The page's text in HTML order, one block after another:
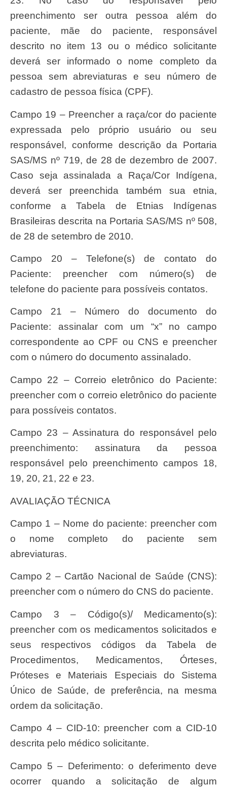
preenchimento ser outra pessoa além do
paciente, mãe do paciente, responsável
descrito no item 13 ou o médico solicitante
deverá ser informado o nome completo da
pessoa sem abreviaturas e seu número de
cadastro de pessoa física (CPF).
Campo 19 – Preencher a raça/cor do paciente
expressada pelo próprio usuário ou seu
responsável, conforme descrição da Portaria
SAS/MS nº 719, de 28 de dezembro de 2007.
Caso seja assinalada a Raça/Cor Indígena,
deverá ser preenchida também sua etnia,
conforme a Tabela de Etnias Indígenas
Brasileiras descrita na Portaria SAS/MS nº 508,
de 28 de setembro de 2010.
Campo 20 – Telefone(s) de contato do
Paciente: preencher com número(s) de
telefone do paciente para possíveis contatos.
Campo 21 – Número do documento do
Paciente: assinalar com um “x” no campo
correspondente ao CPF ou CNS e preencher
com o número do documento assinalado.
Campo 22 – Correio eletrônico do Paciente:
preencher com o correio eletrônico do paciente
para possíveis contatos.
Campo 23 – Assinatura do responsável pelo
preenchimento: assinatura da pessoa
responsável pelo preenchimento campos 18,
19, 20, 21, 22 e 23.
AVALIAÇÃO TÉCNICA
Campo 1 – Nome do paciente: preencher com
o nome completo do paciente sem
abreviaturas.
Campo 2 – Cartão Nacional de Saúde (CNS):
preencher com o número do CNS do paciente.
Campo 3 – Código(s)/ Medicamento(s):
preencher com os medicamentos solicitados e
seus respectivos códigos da Tabela de
Procedimentos, Medicamentos, Órteses,
Próteses e Materiais Especiais do Sistema
Único de Saúde, de preferência, na mesma
ordem da solicitação.
Campo 4 – CID-10: preencher com a CID-10
descrita pelo médico solicitante.
Campo 5 – Deferimento: o deferimento deve
ocorrer quando a solicitação de algum